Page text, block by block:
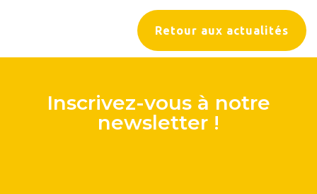
Retour aux actualités
Inscrivez-vous à notre
newsletter !